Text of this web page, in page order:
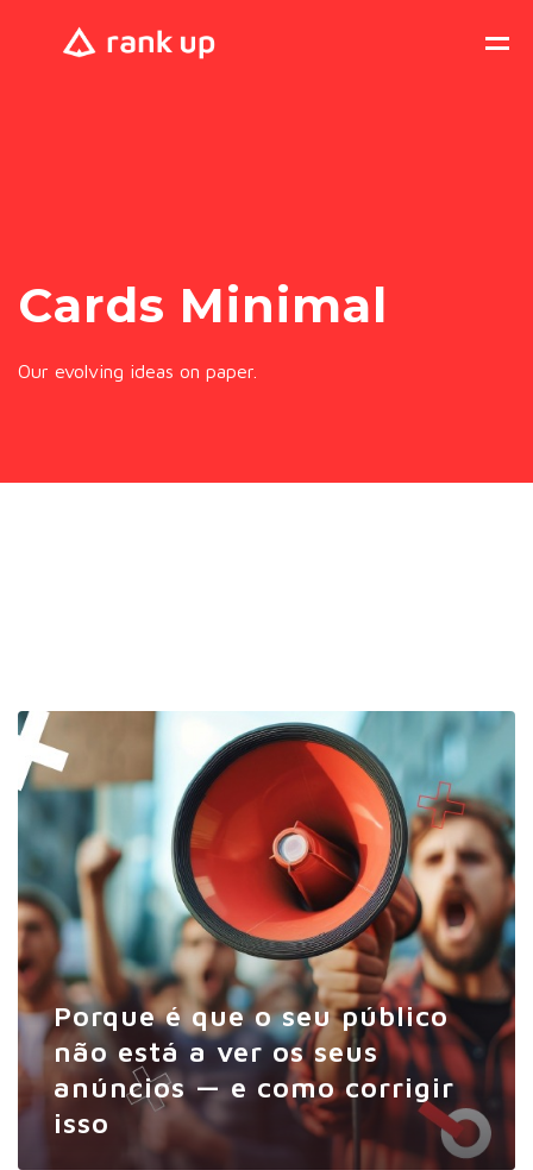
Cards Minimal
Our evolving ideas on paper.
Porque é que o seu público
não está a ver os seus
anúncios — e como corrigir
isso